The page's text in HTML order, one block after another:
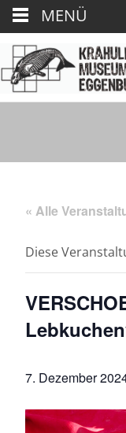
« Alle
Diese
7. Dezember
MENÜ